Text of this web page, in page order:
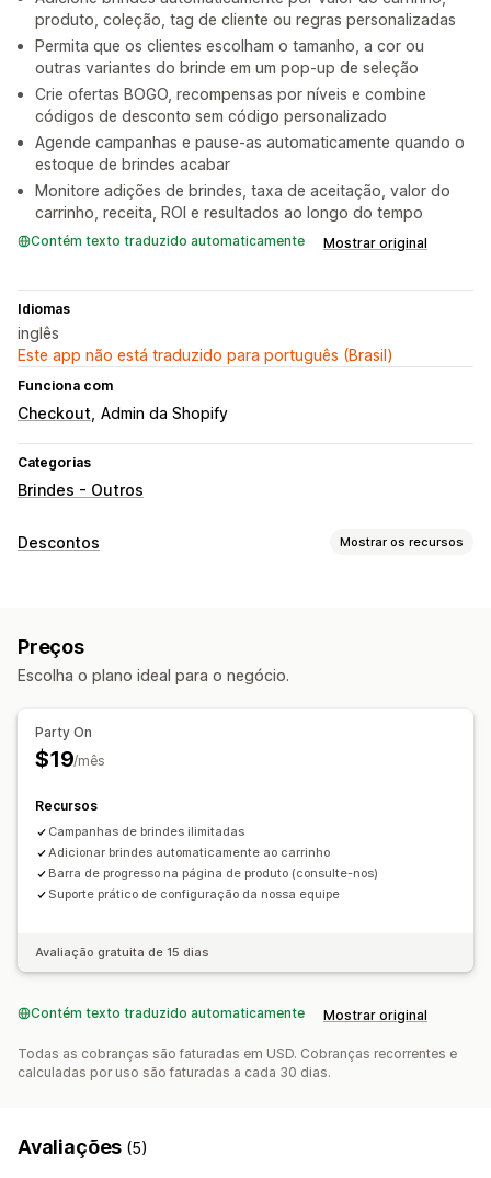
produto, coleção, tag de cliente ou regras personalizadas
Permita que os clientes escolham o tamanho, a cor ou
outras variantes do brinde em um pop-up de seleção
Crie ofertas BOGO, recompensas por níveis e combine
códigos de desconto sem código personalizado
Agende campanhas e pause-as automaticamente quando o
estoque de brindes acabar
Monitore adições de brindes, taxa de aceitação, valor do
carrinho, receita, ROI e resultados ao longo do tempo
Contém texto traduzido automaticamente Mostrar original
Idiomas
inglês
Este app não está traduzido para português (Brasil)
Funciona com
Checkout Admin da Shopify
Categorias
Brindes - Outros
Descontos Mostrar os recursos
Descontos de upsell
Agrupamento de descontos
Preços
Escolha o plano ideal para o negócio.
Party On
$19/mês
Recursos
Campanhas de brindes ilimitadas
Adicionar brindes automaticamente ao carrinho
Barra de progresso na página de produto (consulte-nos)
Suporte prático de configuração da nossa equipe
Avaliação gratuita de 15 dias
Contém texto traduzido automaticamente Mostrar original
Todas as cobranças são faturadas em USD. Cobranças recorrentes e
calculadas por uso são faturadas a cada 30 dias.
Avaliações (5)